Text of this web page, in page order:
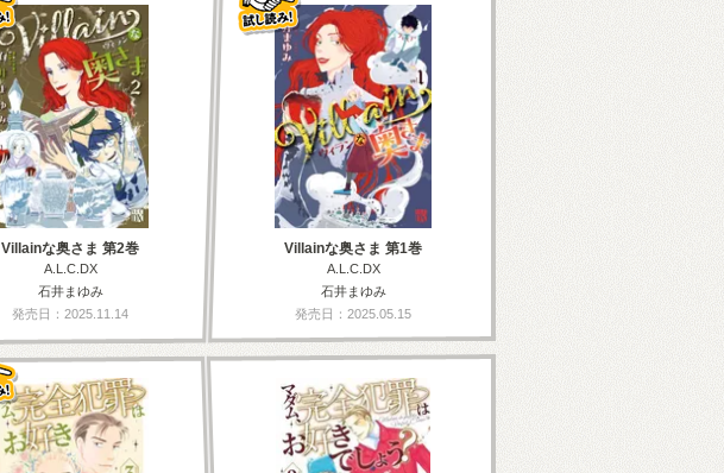
Villainな奥さま 第2巻
A.L.C.DX
石井まゆみ
発売日：2025.11.14
Villainな奥さま 第1巻
A.L.C.DX
石井まゆみ
発売日：2025.05.15